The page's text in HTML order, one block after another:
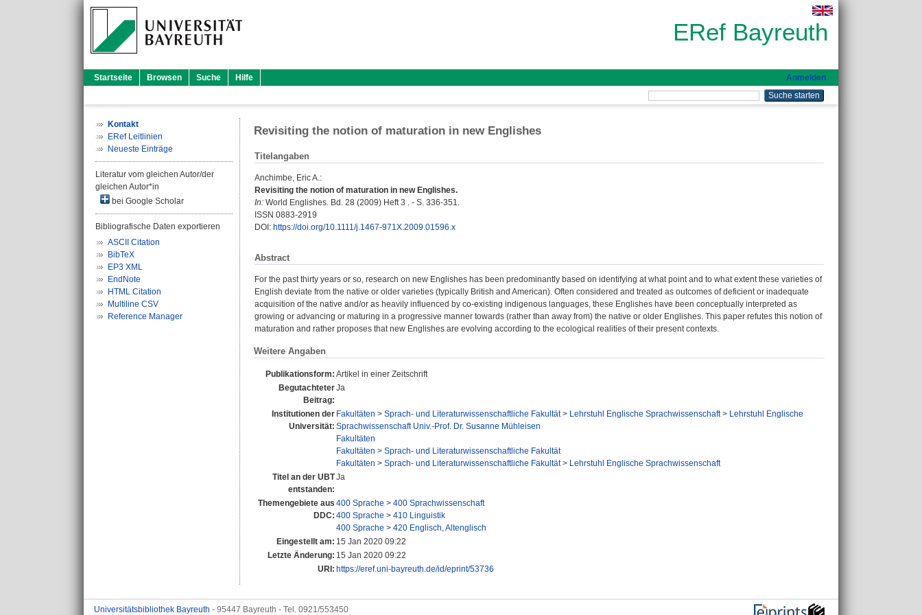
ERef Bayreuth
Startseite Browsen Suche Hilfe Anmelden
Kontakt
ERef Leitlinien
Neueste Einträge
Literatur vom gleichen Autor/der
gleichen Autor*in
bei Google Scholar
Bibliografische Daten exportieren
ASCII Citation
BibTeX
EP3 XML
EndNote
HTML Citation
Multiline CSV
Reference Manager
Revisiting the notion of maturation in new Englishes
Titelangaben
Anchimbe, Eric A.:
Revisiting the notion of maturation in new Englishes.
In: World Englishes. Bd. 28 (2009) Heft 3 . - S. 336-351.
ISSN 0883-2919
DOI: https://doi.org/10.1111/j.1467-971X.2009.01596.x
Abstract
For the past thirty years or so, research on new Englishes has been predominantly based on identifying at what point and to what extent these varieties of
English deviate from the native or older varieties (typically British and American). Often considered and treated as outcomes of deficient or inadequate
acquisition of the native and/or as heavily influenced by co‐existing indigenous languages, these Englishes have been conceptually interpreted as
growing or advancing or maturing in a progressive manner towards (rather than away from) the native or older Englishes. This paper refutes this notion of
maturation and rather proposes that new Englishes are evolving according to the ecological realities of their present contexts.
Weitere Angaben
Publikationsform: Artikel in einer Zeitschrift
Begutachteter
Beitrag:
Ja
Institutionen der
Universität:
Fakultäten > Sprach- und Literaturwissenschaftliche Fakultät> Lehrstuhl Englische Sprachwissenschaft> Lehrstuhl Englische
Sprachwissenschaft Univ.-Prof. Dr. Susanne Mühleisen
Fakultäten
Fakultäten > Sprach- und Literaturwissenschaftliche Fakultät
Fakultäten > Sprach- und Literaturwissenschaftliche Fakultät> Lehrstuhl Englische Sprachwissenschaft
Titel an der UBT
entstanden:
Ja
Themengebiete aus
DDC:
400 Sprache > 400 Sprachwissenschaft
400 Sprache > 410 Linguistik
400 Sprache > 420 Englisch, Altenglisch
Eingestellt am: 15 Jan 2020 09:22
Letzte Änderung: 15 Jan 2020 09:22
URI: https://eref.uni-bayreuth.de/id/eprint/53736
Universitätsbibliothek Bayreuth - 95447 Bayreuth - Tel. 0921/553450